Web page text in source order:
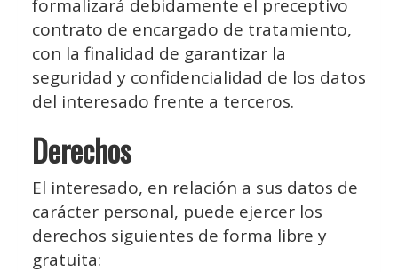
formalizará debidamente el preceptivo
contrato de encargado de tratamiento,
con la finalidad de garantizar la
seguridad y confidencialidad de los datos
del interesado frente a terceros.
Derechos
El interesado, en relación a sus datos de
carácter personal, puede ejercer los
derechos siguientes de forma libre y
gratuita: